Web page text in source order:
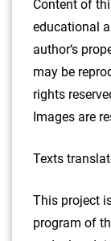
Content of
educational
author‘s
may be
rights
Images are
Texts
This project
program of